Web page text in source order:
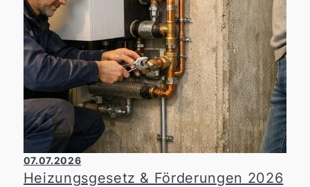
07.07.2026
Heizungsgesetz & Förderungen 2026